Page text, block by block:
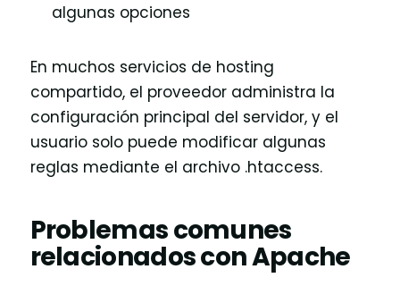
algunas opciones
En muchos servicios de hosting
compartido, el proveedor administra la
configuración principal del servidor, y el
usuario solo puede modificar algunas
reglas mediante el archivo .htaccess.
Problemas comunes
relacionados con Apache